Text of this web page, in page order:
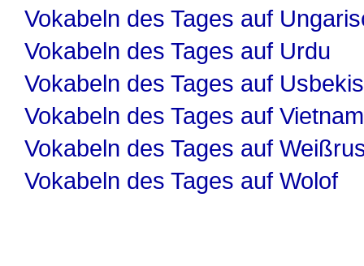
Vokabeln des Tages auf
Vokabeln des Tages auf Urdu
Vokabeln des Tages auf
Vokabeln des Tages auf
Vokabeln des Tages auf
Vokabeln des Tages auf Wolof